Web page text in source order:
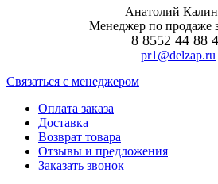
Анатолий
Менеджер по продаже
8 8552 44 88
pr1@delzap.ru
Cвязаться с менеджером
Оплата заказа
Доставка
Возврат товара
Отзывы и предложения
Заказать звонок